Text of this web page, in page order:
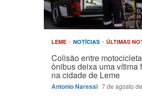
LEME NOTÍCIAS ÚLTIMAS
Colisão entre
ônibus deixa uma vítima
na cidade de Leme
Antonio Naressi 7 de agosto